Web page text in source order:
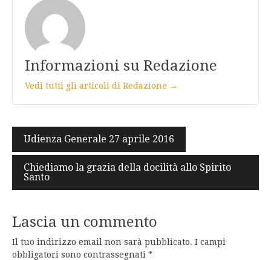
Informazioni su Redazione
Vedi tutti gli articoli di Redazione →
Navigazione
articoli
Udienza Generale 27 aprile 2016
Chiediamo la grazia della docilità allo Spirito
Santo
Lascia un commento
Il tuo indirizzo email non sarà pubblicato. I campi
obbligatori sono contrassegnati *